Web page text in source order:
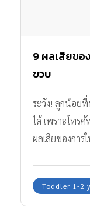
9 ผลเสียขอ
ขวบ
ระวัง! ลูกน้อยที่
ได้ เพราะโทร
ผลเสียของการ
Toddler 1-2 y